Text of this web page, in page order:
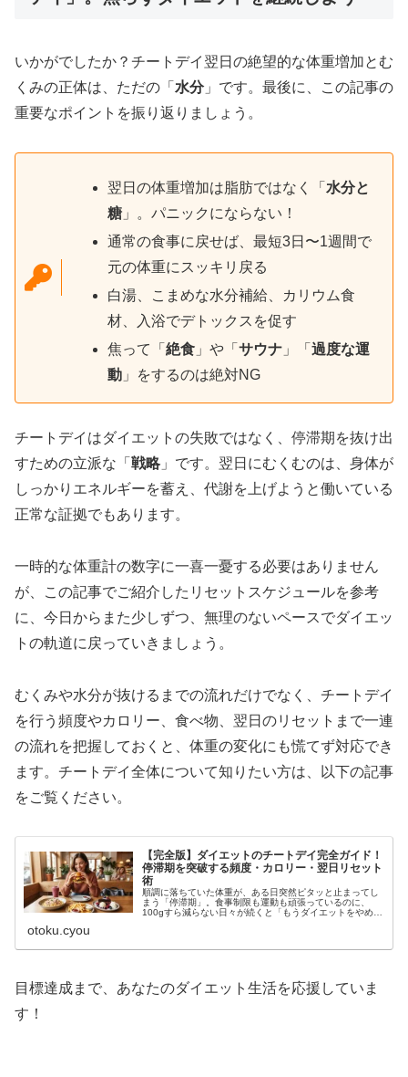
いかがでしたか？チートデイ翌日の絶望的な体重増加とむ
くみの正体は、ただの「 水分」です。最後に、この記事の
重要なポイントを振り返りましょう。
翌日の体重増加は脂肪ではなく「 水分と
糖 」。パニックにならない！
通常の食事に戻せば、最短3日〜1週間で
元の体重にスッキリ戻る
白湯、こまめな水分補給、カリウム食
材、入浴でデトックスを促す
焦って「絶食 」や「サウナ 」「過度な運
動 」をするのは絶対NG
チートデイはダイエットの失敗ではなく、停滞期を抜け出
すための立派な「 戦略」です。翌日にむくむのは、身体が
しっかりエネルギーを蓄え、代謝を上げようと働いている
正常な証拠でもあります。
一時的な体重計の数字に一喜一憂する必要はありません
が、この記事でご紹介したリセットスケジュールを参考
に、今日からまた少しずつ、無理のないペースでダイエッ
トの軌道に戻っていきましょう。
むくみや水分が抜けるまでの流れだけでなく、チートデイ
を行う頻度やカロリー、食べ物、翌日のリセットまで一連
の流れを把握しておくと、体重の変化にも慌てず対応でき
ます。チートデイ全体について知りたい方は、以下の記事
をご覧ください。
【完全版】ダイエットのチートデイ完全ガイド！
停滞期を突破する頻度・カロリー・翌日リセット
術
順調に落ちていた体重が、ある日突然ピタッと止まってし
まう「停滞期」。食事制限も運動も頑張っているのに、
100gすら減らない日々が続くと「もうダイエットをやめた
otoku.cyou
目標達成まで、あなたのダイエット生活を応援していま
す！